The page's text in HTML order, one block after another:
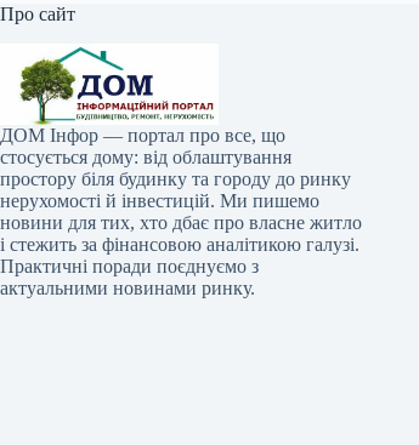
Про сайт
ДОМ Інфор — портал про все, що
стосується дому: від облаштування
простору біля будинку та городу до ринку
нерухомості й інвестицій. Ми пишемо
новини для тих, хто дбає про власне житло
і стежить за фінансовою аналітикою галузі.
Практичні поради поєднуємо з
актуальними новинами ринку.